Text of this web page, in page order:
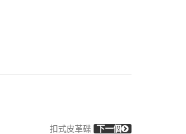
扣式皮革碟 下一個